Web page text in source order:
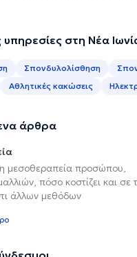
υπηρεσίες στη Νέα
Σπονδυλολίσθηση
Αθλητικές κακώσεις
άρθρα
η μεσοθεραπεία προσώπου,
πόσο κοστίζει και σε
άλλων μεθόδων